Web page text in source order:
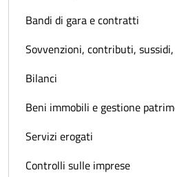
Bandi di gara e contratti
Sovvenzioni, contributi,
Bilanci
Beni immobili e gestione
Servizi erogati
Controlli sulle imprese